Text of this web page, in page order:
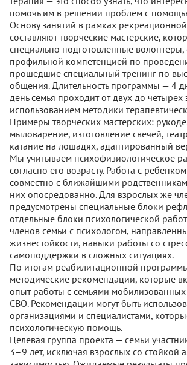
помочь им в решении проблем с
Основу занятий в рамках
составляют творческие мастерские,
специально подготовленные
профильной компетенцией по
прошедшие специальный тренинг по
общения. Длительность программы — 4
день семья проходит от двух до четырех
использованием методики
Примеры творческих мастерских:
мыловарение, изготовление свечей,
катание на лошадях, адаптированный
Мы учитываем психофизиологическое
согласно его возрасту. Работа с
совместно с ближайшими
них опосредованно. Для взрослых же
предусмотрены специальные блоки
отдельные блоки психологической
членов семьи с психологом,
жизнестойкости, навыки работы со
самоподдержки в сложных ситуациях.
По итогам реабилитационной
методические рекомендации, которые
опыт работы с семьями мобилизованных
СВО. Рекомендации могут быть
организациями и специалистами,
психологическую помощь.
Целевая группа проекта — семьи
3–9 лет, исключая взрослых со стойкой